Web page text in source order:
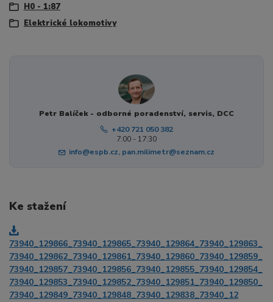
H0 - 1:87
Elektrické lokomotivy
Petr Balíček - odborné poradenství, servis, DCC
+420 721 050 382
7:00 - 17:30
info@espb.cz, pan.milimetr@seznam.cz
Ke stažení
73940_129866_73940_129865_73940_129864_73940_129863_
73940_129862_73940_129861_73940_129860_73940_129859_
73940_129857_73940_129856_73940_129855_73940_129854_
73940_129853_73940_129852_73940_129851_73940_129850_
73940_129849_73940_129848_73940_129838_73940_12